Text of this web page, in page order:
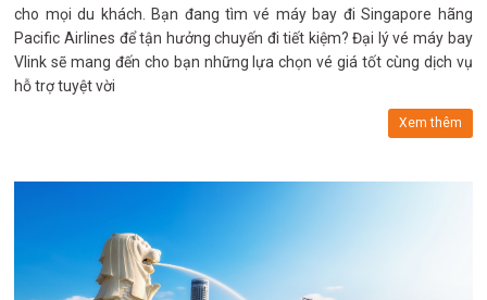
cho mọi du khách. Bạn đang tìm vé máy bay đi Singapore hãng
Pacific Airlines để tận hưởng chuyến đi tiết kiệm? Đại lý vé máy bay
Vlink sẽ mang đến cho bạn những lựa chọn vé giá tốt cùng dịch vụ
hỗ trợ tuyệt vời
Xem thêm